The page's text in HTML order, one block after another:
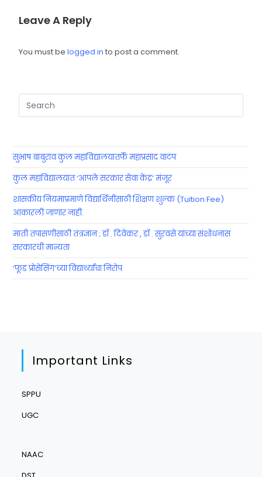
Leave A Reply
You must belogged in to post a comment.
सुभाष बाबुराव कुल महाविद्यालयातर्फे महाप्रसाद वाटप
कुल महाविद्यालयात ‘आपले सरकार सेवा केंद्र’ मंजूर
शासकीय नियमाप्रमाणे विद्यार्थिनींसाठी शिक्षण शुल्क (Tuition Fee)
आकारली जाणार नाही.
माती तपासणीसाठी तंत्रज्ञान ; डॉ . दिवेकर , डॉ . सुरवसे यांच्या संशोधनास
सरकारची मान्यता
‘फूड प्रोसेसिंग’च्या विद्यार्थ्यांचा निरोप
Important Links
SPPU
UGC
NAAC